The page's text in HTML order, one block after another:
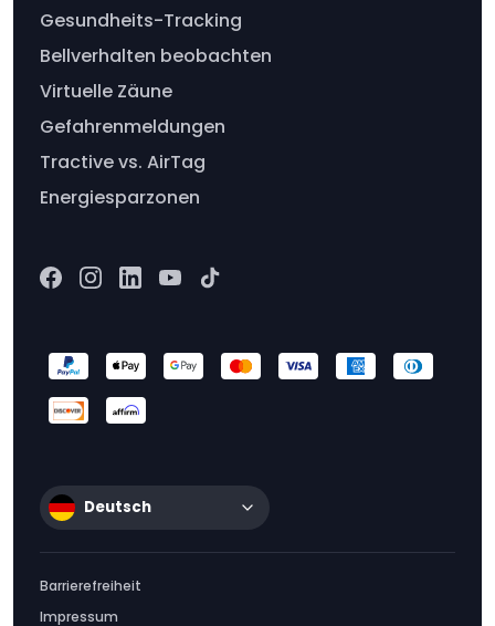
Gesundheits-Tracking
Bellverhalten beobachten
Virtuelle Zäune
Gefahrenmeldungen
Tractive vs. AirTag
Energiesparzonen
Deutsch
Barrierefreiheit
Impressum